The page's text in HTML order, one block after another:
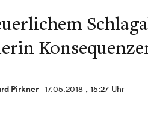
Pirkner 17.05.2018 , 15:27 Uhr